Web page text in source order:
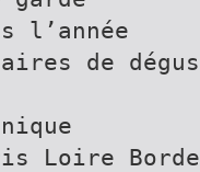
l’année
de
Loire